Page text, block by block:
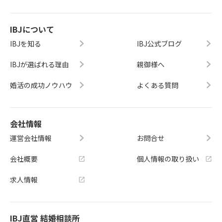
IBJについて
IBJを知る
IBJが選ばれる理由
婚活の成功ノウハウ
IBJ公式ブログ
親御様へ
よくある質問
会社情報
運営会社情報
会社概要
求人情報
お問合せ
個人情報の取り扱い
IBJ直営 結婚相談所